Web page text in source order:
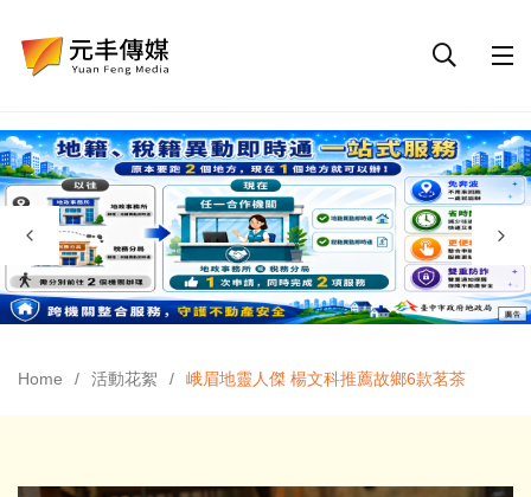
Home 活動花絮 峨眉地靈人傑 楊文科推薦故鄉6款茗茶